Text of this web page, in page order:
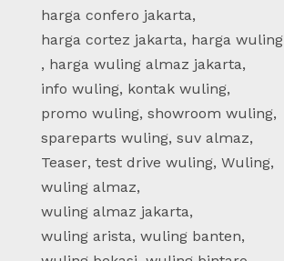
harga confero jakarta,
harga cortez jakarta, harga wuling
, harga wuling almaz jakarta,
info wuling, kontak wuling,
promo wuling, showroom wuling,
spareparts wuling, suv almaz,
Teaser, test drive wuling, Wuling,
wuling almaz,
wuling almaz jakarta,
wuling arista, wuling banten,